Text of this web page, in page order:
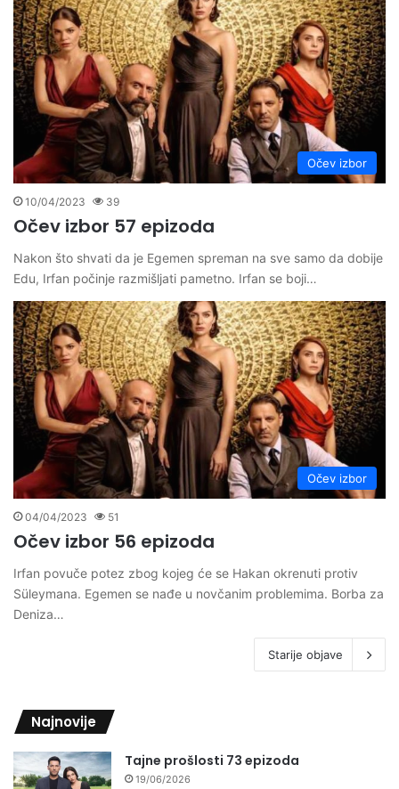
Očev izbor
10/04/2023 39
Očev izbor 57 epizoda
Nakon što shvati da je Egemen spreman na sve samo da dobije
Edu, Irfan počinje razmišljati pametno. Irfan se boji…
Očev izbor
04/04/2023 51
Očev izbor 56 epizoda
Irfan povuče potez zbog kojeg će se Hakan okrenuti protiv
Süleymana. Egemen se nađe u novčanim problemima. Borba za
Deniza…
Starije objave
Najnovije
Tajne prošlosti 73 epizoda
19/06/2026